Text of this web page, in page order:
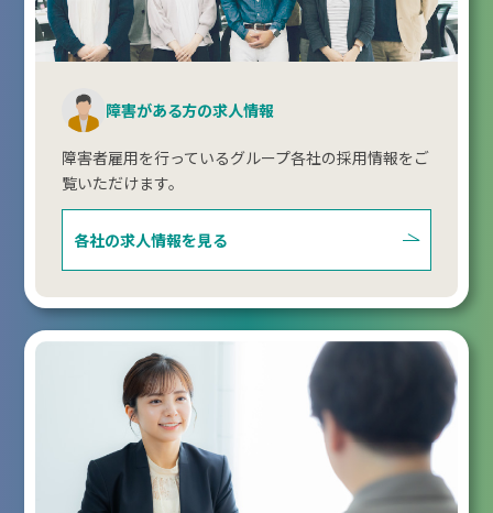
障害がある方の求人情報
障害者雇用を行っているグループ各社の採用情報をご
覧いただけます。
各社の求人情報を見る